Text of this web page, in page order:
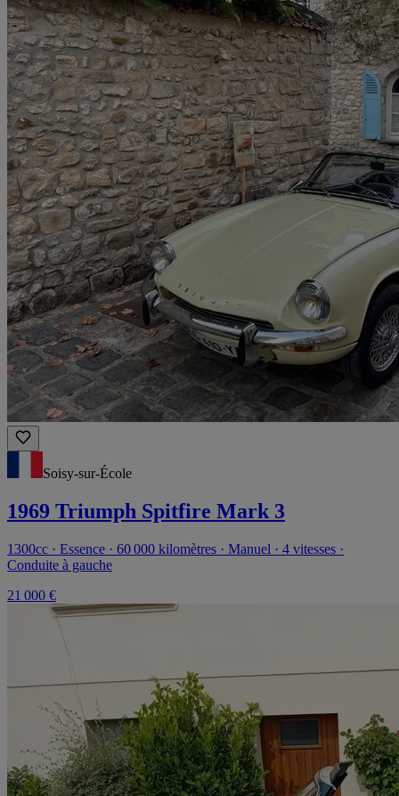
Soisy-sur-École
1969 Triumph Spitfire Mark 3
1300cc · Essence · 60 000 kilomètres · Manuel · 4 vitesses ·
Conduite à gauche
21 000 €